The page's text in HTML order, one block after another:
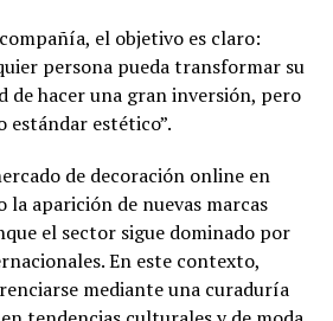
el objetivo es claro:
persona pueda transformar su
de hacer una gran inversión, pero
estético”.
de decoración online en
la aparición de nuevas marcas
el sector sigue dominado por
En este contexto,
mediante una curaduría